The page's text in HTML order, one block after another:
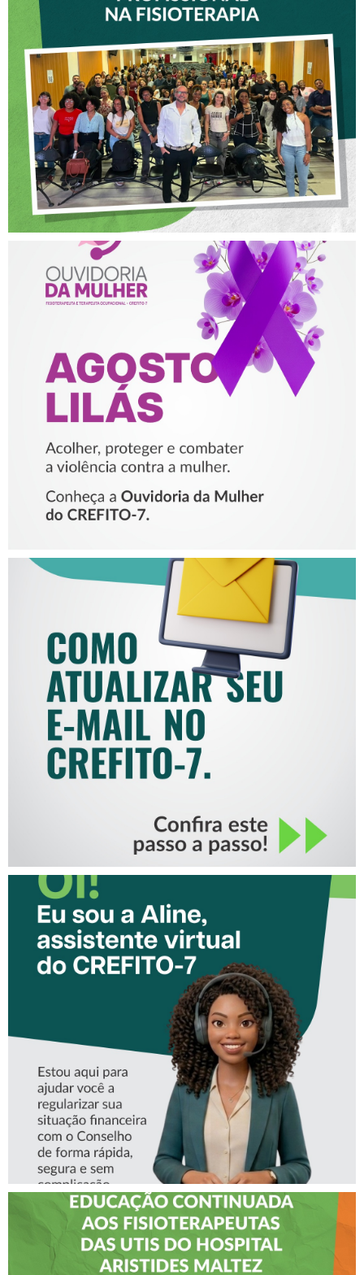
VICE-PRESIDENTE DO
CREFITO-7 PARTICIPA DE
OFICINA SOBRE ÉTICA E
POSTURA PROFISSIONAL
NA FISIOTERAPIA
AGOSTO LILÁS – ACOLHER,
PROTEGER E COMBATER A
VIOLÊNCIA CONTRA A
MULHER
COMO ATUALIZAR SEU E-
MAIL NO CREFITO-7
CONHEÇA A ‘ALINE’,
ASSISTENTE VIRTUAL DO
CREFITO-7